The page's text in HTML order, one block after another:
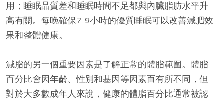
用；睡眠品質差和睡眠時間不足都與內臟脂肪水平升
高有關。每晚確保7-9小時的優質睡眠可以改善減肥效
果和整體健康。
減脂的另一個重要因素是了解正常的體脂範圍。體脂
百分比會因年齡、性別和基因等因素而有所不同，但
對於大多數成年人來說，健康的體脂百分比通常被認